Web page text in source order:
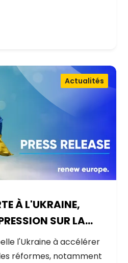
À L'UKRAINE,
SUR LA
Actualités
l'Ukraine à accélérer
réformes, notamment